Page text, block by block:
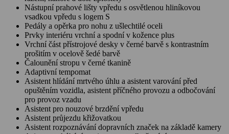
Nástupní prahové lišty vpředu s osvětlenou hliníkovou
vsadkou vpředu s logem S
Pedály a opěrka pro nohu z ušlechtilé oceli
Prvky interiéru vrchní a spodní v kožence plus
Vrchní část přístrojové desky v černé barvě s kontrastním
prošitím v ocelově šedé barvě
Čalounění stropu v černé tkanině
Adaptivní tempomat
Asistent hlídání mrtvého úhlu a asistent varování před
opuštěním vozidla, asistent příčného provozu a odbočování
pro provoz vzadu
Asistent pro nouzové brzdění vpředu
Asistent průjezdu křižovatkou
Asistent rozpoznávání dopravních značek na základě kamery